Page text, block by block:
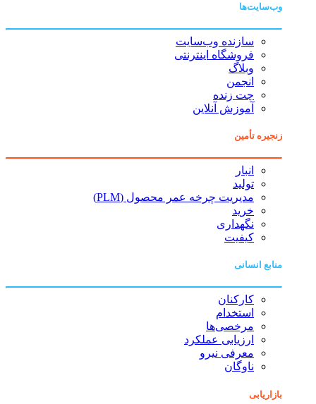
وب‌سایت‌ها
سازنده وب‌سایت
فروشگاه اینترنتی
وبلاگ
انجمن
چت زنده
آموزش آنلاین
زنجیره تأمین
انبار
تولید
مدیریت چرخه عمر محصول (PLM)
خرید
نگهداری
کیفیت
منابع انسانی
کارکنان
استخدام
مرخصی‌ها
ارزیابی عملکرد
معرفی نیرو
ناوگان
بازاریابی